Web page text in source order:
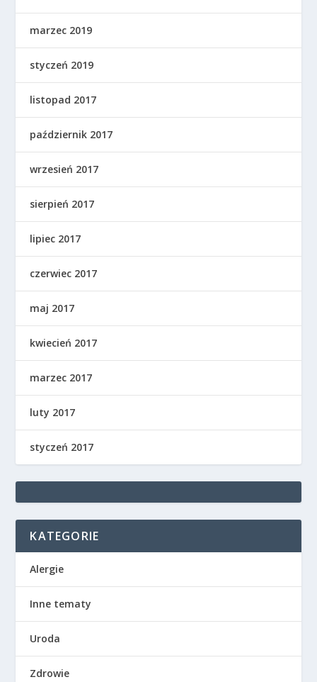
marzec 2019
styczeń 2019
listopad 2017
październik 2017
wrzesień 2017
sierpień 2017
lipiec 2017
czerwiec 2017
maj 2017
kwiecień 2017
marzec 2017
luty 2017
styczeń 2017
KATEGORIE
Alergie
Inne tematy
Uroda
Zdrowie